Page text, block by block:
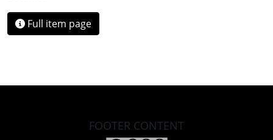
Full item page
FOOTER CONTENT